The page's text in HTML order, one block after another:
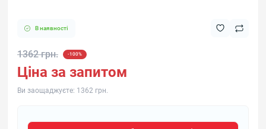
В наявності
1362 грн. -100%
Ціна за запитом
Ви заощаджуєте: 1362 грн.